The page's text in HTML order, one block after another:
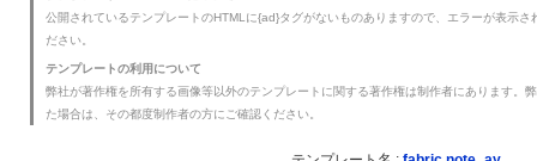
公開されているテンプレートのHTMLに{ad}タグがないものありますので、エラーが表示
ださい。
テンプレートの利用について
弊社が著作権を所有する画像等以外のテンプレートに関する著作権は制作者にあります。
た場合は、その都度制作者の方にご確認ください。